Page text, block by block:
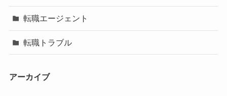
転職エージェント
転職トラブル
アーカイブ